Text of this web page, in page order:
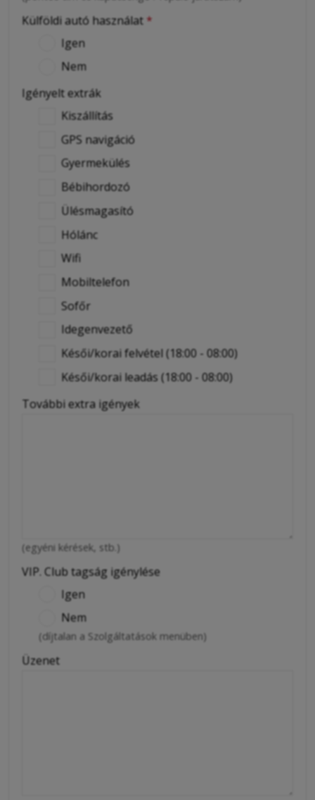
Külföldi autó használat *
Igen
Nem
Igényelt extrák
Kiszállítás
GPS navigáció
Gyermekülés
Bébihordozó
Ülésmagasító
Hólánc
Wifi
Mobiltelefon
Sofőr
Idegenvezető
Késői/korai felvétel (18:00 - 08:00)
Késői/korai leadás (18:00 - 08:00)
További extra igények
(egyéni kérések, stb.)
VIP. Club tagság igénylése
Igen
Nem
(díjtalan a Szolgáltatások menüben)
Üzenet